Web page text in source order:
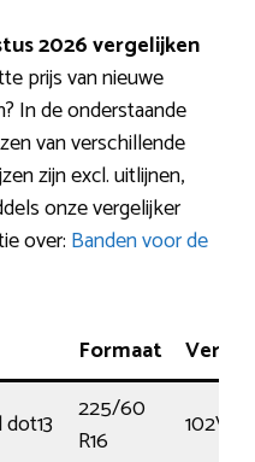
2026 vergelijken
prijs van nieuwe
In de onderstaande
van verschillende
zijn excl. uitlijnen,
onze vergelijker
over: Banden voor de
Formaat
225/60
R16
102V